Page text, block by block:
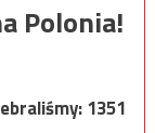
Polonia!
1351